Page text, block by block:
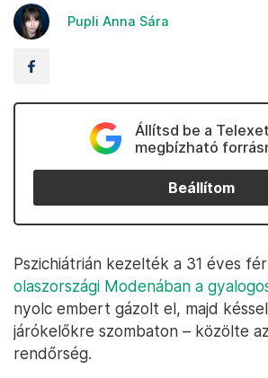
Pupli Anna Sára
Állítsd be a Telexet
megbízható
Beállítom
Pszichiátrián kezelték a 31 éves
olaszországi Modenában a
nyolc embert gázolt el, majd
járókelőkre szombaton – közölte
rendőrség.